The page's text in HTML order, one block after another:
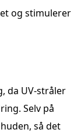
og stimulerer
da UV-stråler
Selv på
så det